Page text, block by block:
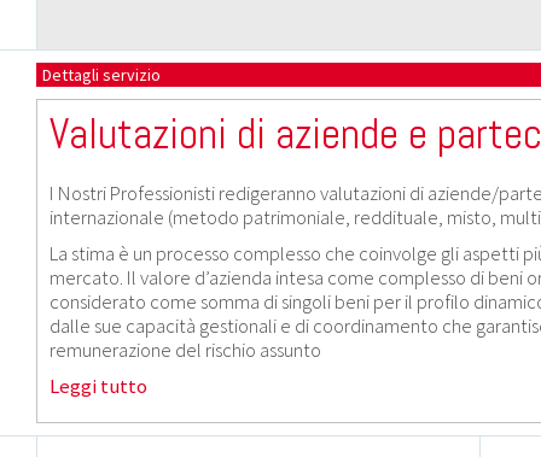
Dettagli servizio
Valutazioni di aziende e
I Nostri Professionisti redigeranno valutazioni di aziende/
internazionale (metodo patrimoniale, reddituale, misto,
La stima è un processo complesso che coinvolge gli aspetti
mercato. Il valore d’azienda intesa come complesso di beni
considerato come somma di singoli beni per il profilo
dalle sue capacità gestionali e di coordinamento che
remunerazione del rischio assunto
Leggi tutto